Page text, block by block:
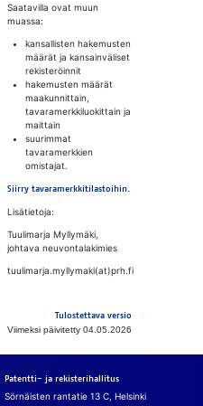
Saatavilla ovat muun
muassa:
kansallisten hakemusten
määrät ja kansainväliset
rekisteröinnit
hakemusten määrät
maakunnittain,
tavaramerkkiluokittain ja
maittain
suurimmat
tavaramerkkien
omistajat.
Siirry tavaramerkkitilastoihin.
Lisätietoja:
Tuulimarja Myllymäki,
johtava neuvontalakimies
tuulimarja.myllymaki(at)prh.fi
Tulostettava versio
Viimeksi päivitetty 04.05.2026
Patentti- ja rekisterihallitus
Sörnäisten rantatie 13 C, Helsinki